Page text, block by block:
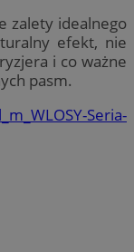
zalety idealnego
efekt, nie
i co ważne
pasm.
Y-Seria-